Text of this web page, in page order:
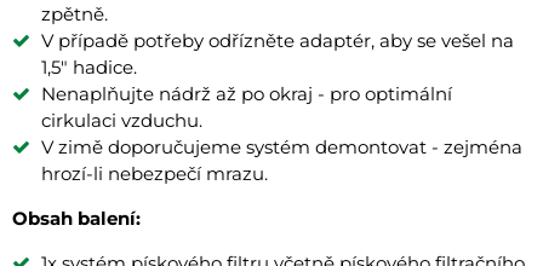
zpětně.
V případě potřeby odřízněte adaptér, aby se vešel na
1,5" hadice.
Nenaplňujte nádrž až po okraj - pro optimální
cirkulaci vzduchu.
V zimě doporučujeme systém demontovat - zejména
hrozí-li nebezpečí mrazu.
Obsah balení: